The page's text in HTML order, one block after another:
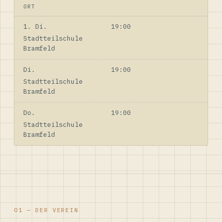
ORT
1. Di.
19:00
Stadtteilschule
Bramfeld
Di.
19:00
Stadtteilschule
Bramfeld
Do.
19:00
Stadtteilschule
Bramfeld
01 — DER VEREIN